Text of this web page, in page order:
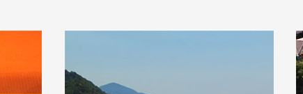
RIVER MAGRA, ON THE